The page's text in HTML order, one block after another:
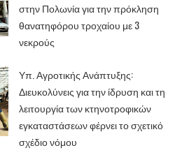
στην Πολωνία για την πρόκληση
θανατηφόρου τροχαίου με 3
νεκρούς
Υπ. Αγροτικής Ανάπτυξης:
Διευκολύνεις για την ίδρυση και τη
λειτουργία των κτηνοτροφικών
εγκαταστάσεων φέρνει το σχετικό
σχέδιο νόμου